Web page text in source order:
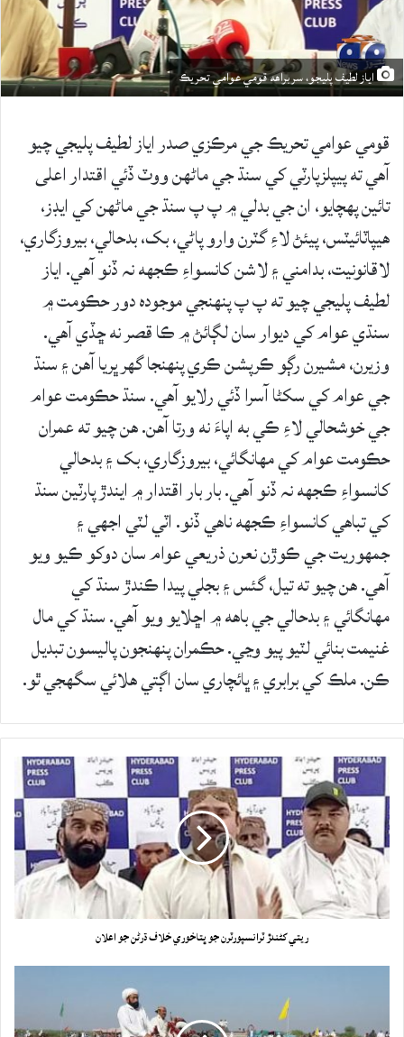
اياز لطيف پليجو، سربراهه قومي عوامي تحريڪ
قومي عوامي تحريڪ جي مرڪزي صدر اياز لطيف پليجي چيو
آھي ته پيپلزپارٽي کي سنڌ جي ماڻهن ووٽ ڏئي اقتدار اعلى
تائين پھچايو، ان جي بدلي ۾ پ پ سنڌ جي ماڻهن کي ايڊز،
ھيپاٽائيٽس، پيئڻ لاءِ گٽرن وارو پاڻي، بک، بدحالي، بيروزگاري،
لاقانونيت، بدامني ۽ لاشن کانسواءِ ڪجھه نہ ڏنو آهي. اياز
لطيف پليجي چيو ته پ پ پنهنجي موجوده دور حڪومت ۾
سنڌي عوام کي ديوار سان لڳائڻ ۾ ڪا قصر نه ڇڏي آهي.
وزيرن، مشيرن رڳو ڪرپشن ڪري پنھنجا گھر ڀريا آهن ۽ سنڌ
جي عوام کي سکڻا آسرا ڏئي رلايو آهي. سنڌ حڪومت عوام
جي خوشحالي لاءِ ڪي به اپاءَ نه ورتا آهن. هن چيو ته عمران
حڪومت عوام کي مھانگائي، بيروزگاري، بک ۽ بدحالي
کانسواءِ ڪجھه نہ ڏنو آهي. بار بار اقتدار ۾ ايندڙ پارٽين سنڌ
کي تباھي کانسواءِ ڪجھه ناھي ڏنو. اٽي لٽي اجھي ۽
جمھوريت جي ڪوڙن نعرن ذريعي عوام سان دوکو ڪيو ويو
آھي. هن چيو ته تيل، گئس ۽ بجلي پيدا ڪندڙ سنڌ کي
مھانگائي ۽ بدحالي جي باهه ۾ اڇلايو ويو آھي. سنڌ کي مال
غنيمت بنائي لٽيو پيو وڃي. حڪمران پنھنجون پاليسون تبديل
ڪن. ملڪ کي برابري ۽ ڀائچاري سان اڳتي ھلائي سگھجي ٿو.
ريتي کڻندڙ ٽرانسپورٽرن جو ڀتاخوري خلاف ڌرڻن جو اعلان